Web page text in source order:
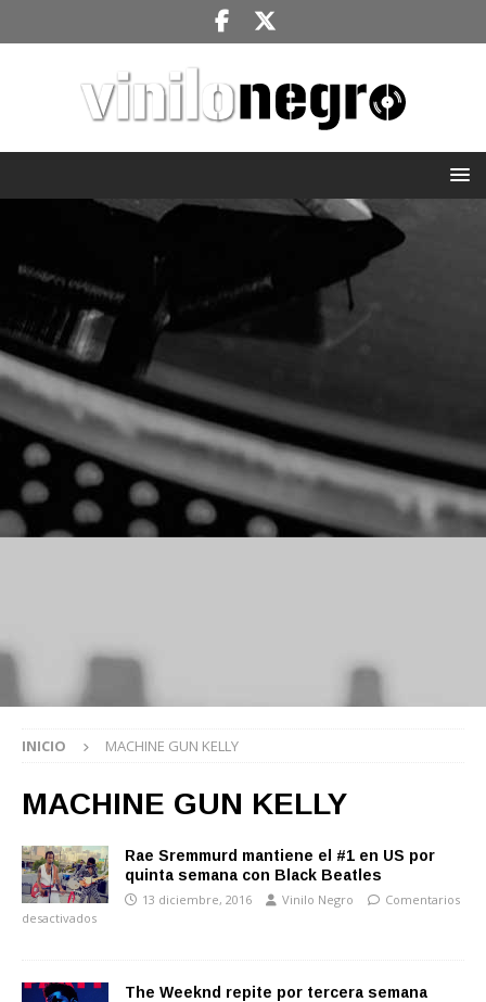
INICIO MACHINE GUN KELLY
MACHINE GUN KELLY
Rae Sremmurd mantiene el #1 en US por
quinta semana con Black Beatles
13 diciembre, 2016 Vinilo Negro
Comentarios
desactivados
The Weeknd repite por tercera semana